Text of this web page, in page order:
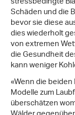
Schäden und die
bevor sie diese
dies wiederholt
von extremen
die Gesundheit
kann weniger
«Wenn die
Modelle zum
überschätzen